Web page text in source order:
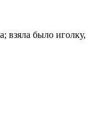
взяла было иголку,